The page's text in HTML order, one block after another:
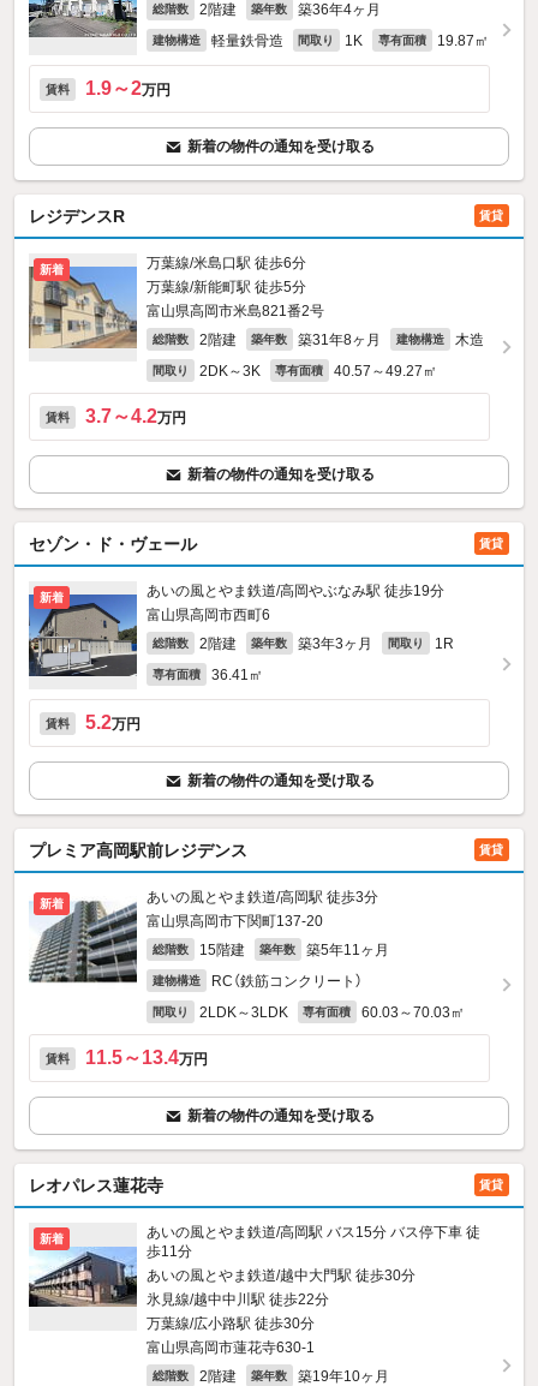
総階数 2階建 築年数 築36年4ヶ月
建物構造 軽量鉄骨造 間取り 1K 専有面積 19.87㎡
賃料 1.9～2万円
新着の物件の通知を受け取る
レジデンスR 賃貸
新着
万葉線/米島口駅 徒歩6分
万葉線/新能町駅 徒歩5分
富山県高岡市米島821番2号
総階数 2階建 築年数 築31年8ヶ月 建物構造 木造
間取り 2DK～3K 専有面積 40.57～49.27㎡
賃料 3.7～4.2万円
新着の物件の通知を受け取る
セゾン・ド・ヴェール 賃貸
新着
あいの風とやま鉄道/高岡やぶなみ駅 徒歩19分
富山県高岡市西町6
総階数 2階建 築年数 築3年3ヶ月 間取り 1R
専有面積 36.41㎡
賃料 5.2万円
新着の物件の通知を受け取る
プレミア高岡駅前レジデンス 賃貸
新着
あいの風とやま鉄道/高岡駅 徒歩3分
富山県高岡市下関町137‐20
総階数 15階建 築年数 築5年11ヶ月
建物構造 RC（鉄筋コンクリート）
間取り 2LDK～3LDK 専有面積 60.03～70.03㎡
賃料 11.5～13.4万円
新着の物件の通知を受け取る
レオパレス蓮花寺 賃貸
新着
あいの風とやま鉄道/高岡駅 バス15分 バス停下車 徒
歩11分
あいの風とやま鉄道/越中大門駅 徒歩30分
氷見線/越中中川駅 徒歩22分
万葉線/広小路駅 徒歩30分
富山県高岡市蓮花寺630‐1
総階数 2階建 築年数 築19年10ヶ月